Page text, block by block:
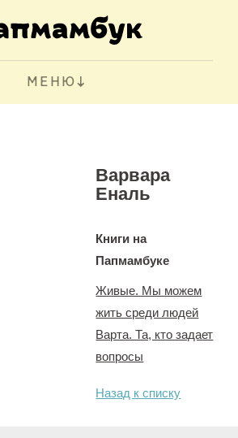
МЕНЮ
Варвара
Еналь
Книги на
Папмамбуке
Живые. Мы можем
жить среди людей
Варта. Та, кто задает
вопросы
Назад к списку